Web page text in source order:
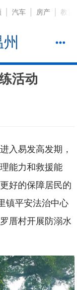
汽车 房产 教育
活动
易发高发期，
能力和救援能
好的保障居民的
镇平安法治中心
厝村开展防溺水